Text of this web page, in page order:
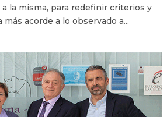
la misma, para redefinir criterios y
acorde a lo observado a...